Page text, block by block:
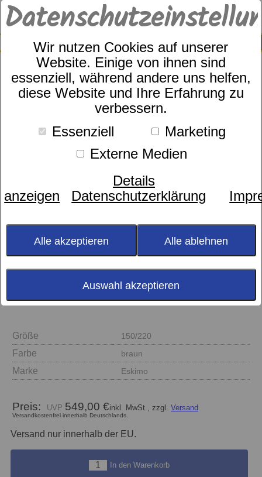
Wir nutzen Cookies auf unserer
Website. Einige von ihnen sind
essenziell, während andere uns helfen,
diese Website und Ihre Erfahrung zu
verbessern.
Essenziell
Marketing
Externe Medien
Details
anzeigen
Datenschutzerklärung
Alle akzeptieren Alle ablehnen
Auswahl akzeptieren
SUCHE
0
Eskimo Art.Nr.
H1415.000.230.N2
Größe 150/220
Farbe braun
Marke Eskimo
Preis: 549,00 €inkl. MwSt., zzgl. Versand
Versandkostenfrei innerhalb Deutschlands.
Versand nur innerhalb der EU.
In den Warenkorb